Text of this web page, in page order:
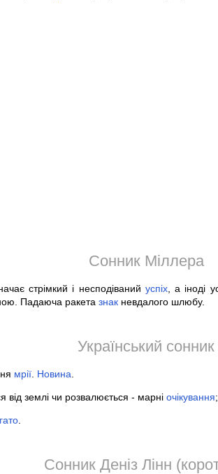
Сонник Міллера
стрімкий і несподіваний успіх, а іноді
Падаюча ракета знакневдалого шлюбу.
Український сонник
мрії. Новина
від землі чи розвалюється - марні очікування;
.
Сонник Деніз Лінн